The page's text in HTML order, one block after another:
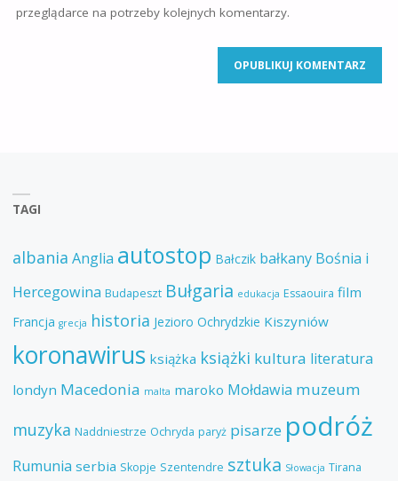
przeglądarce na potrzeby kolejnych komentarzy.
TAGI
albania Anglia autostop Bałczik bałkany Bośnia i
Hercegowina Budapeszt Bułgaria edukacja Essaouira film
Francja grecja historia Jezioro Ochrydzkie Kiszyniów
koronawirus książka książki kultura literatura
londyn Macedonia malta maroko Mołdawia muzeum
muzyka Naddniestrze Ochryda paryż pisarze podróż
Rumunia serbia Skopje Szentendre sztuka Słowacja Tirana